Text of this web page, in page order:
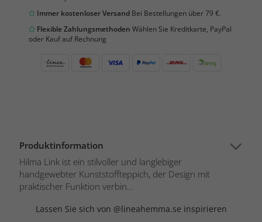
Immer kostenloser Versand Bei Bestellungen über 79 €.
Flexible Zahlungsmethoden Wählen Sie Kreditkarte, PayPal
oder Kauf auf Rechnung
Produktinformation
Hilma Link ist ein stilvoller und langlebiger
handgewebter Kunststoffteppich, der Design mit
praktischer Funktion verbin...
Lassen Sie sich von @lineahemma.se inspirieren